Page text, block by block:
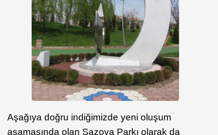
Aşağıya doğru indiğimizde yeni oluşum
aşamasında olan Sazova Parkı olarak da